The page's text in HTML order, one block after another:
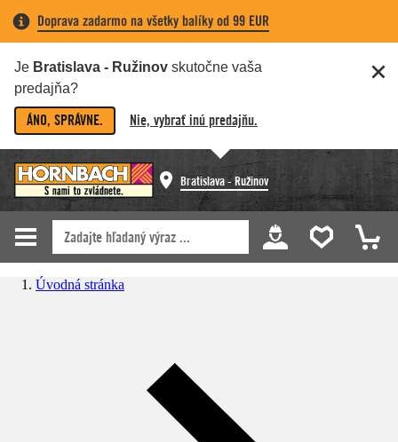
Doprava zadarmo na všetky balíky od 99 EUR
Je Bratislava - Ružinov skutočne vaša
predajňa?
ÁNO, SPRÁVNE. Nie, vybrať inú predajňu.
Bratislava - Ružinov
Úvodná stránka